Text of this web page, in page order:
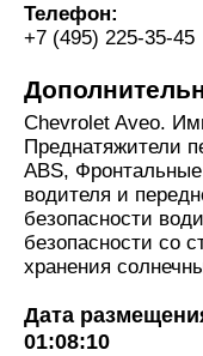
Телефон:
+7 (495) 225-35-45
Chevrolet Aveo.
Преднатяжители
ABS,
водителя и
безопасности
безопасности со
хранения
Дата
01:08:10